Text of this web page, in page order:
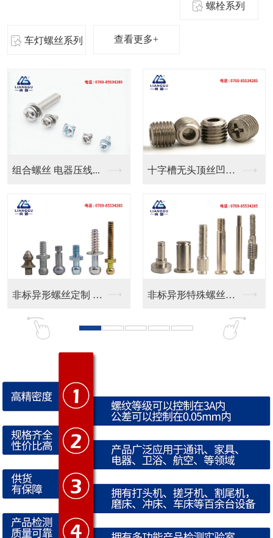
螺栓系列
车灯螺丝系列 查看更多+
十字槽无头顶丝凹端机...
非标异形特殊螺丝定制
良固五金定制气管防水...